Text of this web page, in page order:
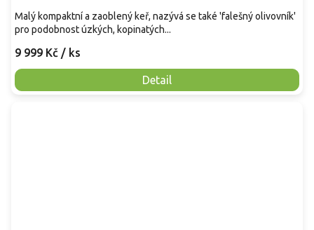
9 999 Kč / ks
Detail
Malý kompaktní a zaoblený keř, nazývá se také 'falešný olivovník'
pro podobnost úzkých, kopinatých...